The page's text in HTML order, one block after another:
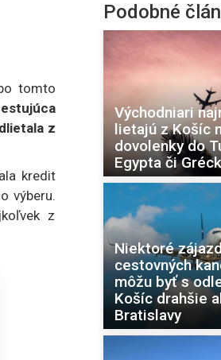
tomto
z
kredit
výberu.
z
Podobné
Východniari
lietajú z Košíc
dovolenky do
Egypta či
Niektoré
cestovných
môžu byť s
Košíc drahšie
Bratislavy